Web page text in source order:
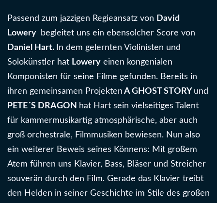
Passend zum jazzigen Regieansatz von David
Lowery
begleitet uns ein ebensolcher Score von
Daniel Hart. In dem gelernten Violinisten und
Solokünstler hat Lowery einen kongenialen
Komponisten für seine Filme gefunden. Bereits in
ihren gemeinsamen Projekten A GHOST STORY und
PETE´S DRAGON hat Hart sein vielseitiges Talent
für kammermusikartig atmosphärische, aber auch
groß orchestrale, Filmmusiken bewiesen. Nun also
ein weiterer Beweis seines Könnens: Mit großem
Atem führen uns Klavier, Bass, Bläser und Streicher
souverän durch den Film. Gerade das Klavier treibt
den Helden in seiner Geschichte im Stile des großen